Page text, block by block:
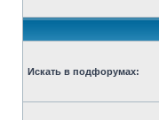
Искать в подфорумах: